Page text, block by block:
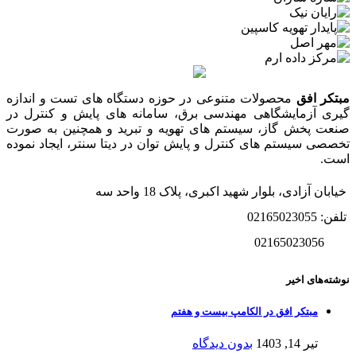
مبتکر افق محصولات متنوعی در حوزه دستگاه های تست و اندازه
گیری آزمایشگاهی مهندسی برق، سامانه های پایش و کنترل در
صنعت پخش گاز، سیستم های تهویه و تبرید و همچنین به صورت
تخصصی سیستم های کنترل و پایش توان در دیتا سنتر، ایجاد نموده
است.
خیابان آزادی، بلوار شهید اکبری، پلاک 18 واحد سه
تلفن: 02165023055
نوشته‌های اخیر
مبتکر افق در الکامپ بیست و هفتم
تیر 14, 1403 بدون دیدگاه